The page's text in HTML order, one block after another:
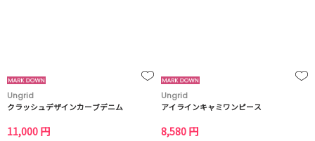
Ungrid
クラッシュデザインカーブデニム
11,000 円
Ungrid
アイラインキャミワンピース
8,580 円